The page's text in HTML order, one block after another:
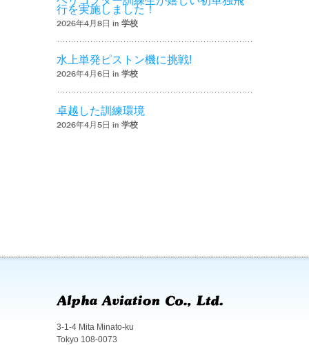
行を実施しました！
2026年4月8日 in 学校
水上単発ピストン機に挑戦!
2026年4月6日 in 学校
卓越した訓練環境
2026年4月5日 in 学校
3-1-4 Mita Minato-ku
Tokyo 108-0073